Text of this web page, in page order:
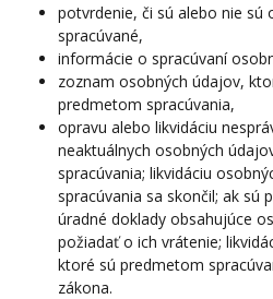
potvrdenie, či sú alebo nie sú
spracúvané,
informácie o spracúvaní
zoznam osobných údajov,
predmetom spracúvania,
opravu alebo likvidáciu
neaktuálnych osobných
spracúvania; likvidáciu
spracúvania sa skončil; ak sú
úradné doklady obsahujúce
požiadať o ich vrátenie;
ktoré sú predmetom
zákona.